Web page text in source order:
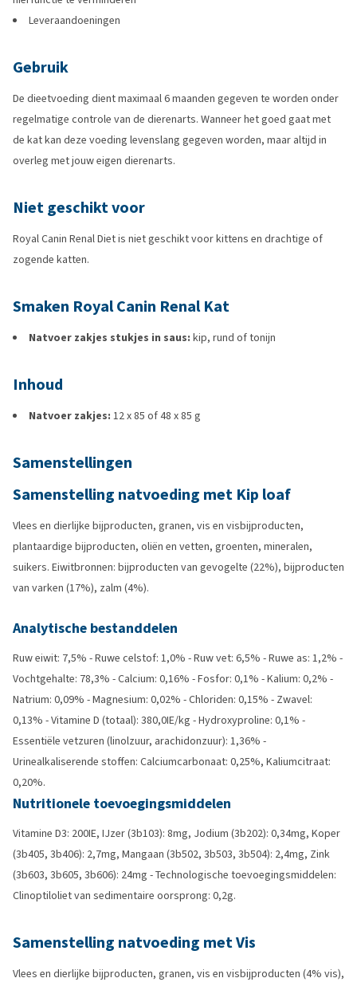
Leveraandoeningen
Gebruik
De dieetvoeding dient maximaal 6 maanden gegeven te worden onder
regelmatige controle van de dierenarts. Wanneer het goed gaat met
de kat kan deze voeding levenslang gegeven worden, maar altijd in
overleg met jouw eigen dierenarts.
Niet geschikt voor
Royal Canin Renal Diet is niet geschikt voor kittens en drachtige of
zogende katten.
Smaken Royal Canin Renal Kat
Natvoer zakjes stukjes in saus: kip, rund of tonijn
Inhoud
Natvoer zakjes: 12 x 85 of 48 x 85 g
Samenstellingen
Samenstelling natvoeding met Kip loaf
Vlees en dierlijke bijproducten, granen, vis en visbijproducten,
plantaardige bijproducten, oliën en vetten, groenten, mineralen,
suikers. Eiwitbronnen: bijproducten van gevogelte (22%), bijproducten
van varken (17%), zalm (4%).
Analytische bestanddelen
Ruw eiwit: 7,5% - Ruwe celstof: 1,0% - Ruw vet: 6,5% - Ruwe as: 1,2% -
Vochtgehalte: 78,3% - Calcium: 0,16% - Fosfor: 0,1% - Kalium: 0,2% -
Natrium: 0,09% - Magnesium: 0,02% - Chloriden: 0,15% - Zwavel:
0,13% - Vitamine D (totaal): 380,0IE/kg - Hydroxyproline: 0,1% -
Essentiële vetzuren (linolzuur, arachidonzuur): 1,36% -
Urinealkaliserende stoffen: Calciumcarbonaat: 0,25%, Kaliumcitraat:
0,20%.
Nutritionele toevoegingsmiddelen
Vitamine D3: 200IE, IJzer (3b103): 8mg, Jodium (3b202): 0,34mg, Koper
(3b405, 3b406): 2,7mg, Mangaan (3b502, 3b503, 3b504): 2,4mg, Zink
(3b603, 3b605, 3b606): 24mg - Technologische toevoegingsmiddelen:
Clinoptiloliet van sedimentaire oorsprong: 0,2g.
Samenstelling natvoeding met Vis
Vlees en dierlijke bijproducten, granen, vis en visbijproducten (4% vis),